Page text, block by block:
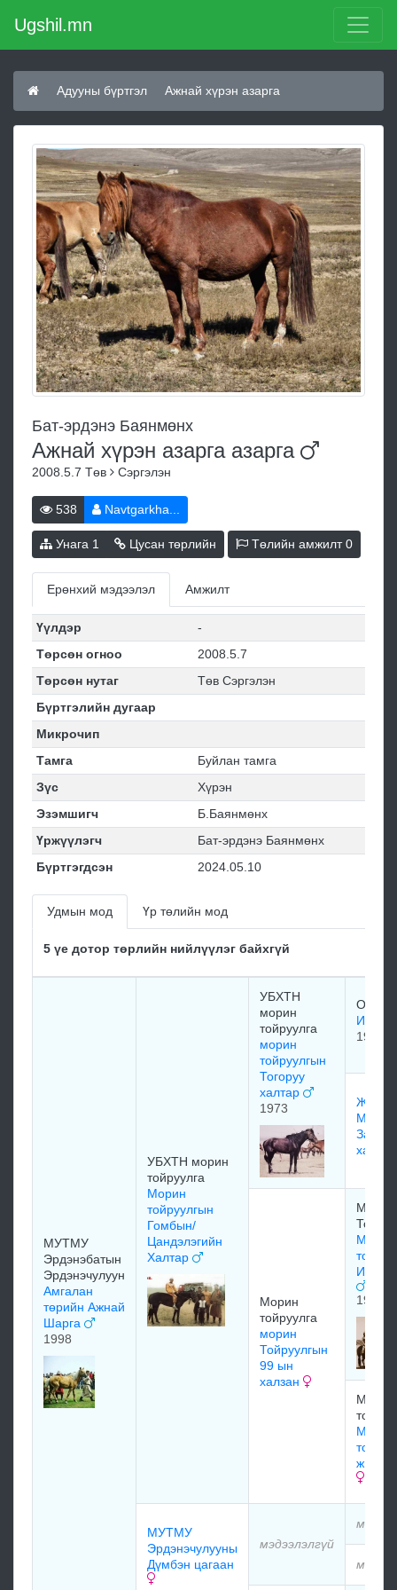
Ugshil.mn
Адууны бүртгэл Ажнай хүрэн азарга
Бат-эрдэнэ Баянмөнх
Ажнай хүрэн азарга азарга
2008.5.7 Төв Сэргэлэн
538 Navtgarkha...
Унага 1 Цусан төрлийн Төлийн амжилт0
Ерөнхий мэдээлэл Амжилт
Үүлдэр
-
Төрсөн огноо
2008.5.7
Төрсөн нутаг
Төв Сэргэлэн
Бүртгэлийн дугаар
Микрочип
Тамга
Буйлан тамга
Зүс
Хүрэн
Эзэмшигч
Б.Баянмөнх
Үржүүлэгч
Бат-эрдэнэ Баянмөнх
Бүртгэгдсэн
2024.05.10
Удмын мод Үр төлийн мод
5 үе дотор төрлийн нийлүүлэг байхгүй
МУТМУ
Эрдэнэбатын
Эрдэнэчулуун
Амгалан
төрийн Ажнай
Шарга
1998
УБХТН морин
тойруулга
Морин
тойруулгын
Гомбын/
Цандэлэгийн
Халтар
УБХТН
морин
тойруулга
морин
тойруулгын
Тогоруу
халтар
1973
ОХУлс
1963
Морин
Морин
тойруулга
морин
Тойруулгын
99 ын
халзан
Морин
Морин
Их
1970
Морин
Морин
жидүү
МУТМУ
Эрдэнэчулууны
Дүмбэн цагаан
мэдээлэлгүй